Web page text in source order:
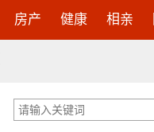
房产 健康 相亲